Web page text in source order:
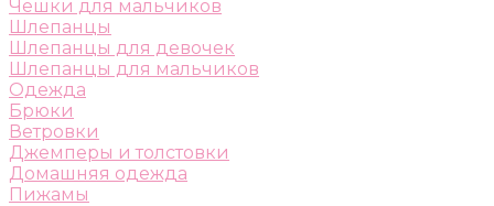
Чешки для мальчиков
Шлепанцы
Шлепанцы для девочек
Шлепанцы для мальчиков
Одежда
Брюки
Ветровки
Джемперы и толстовки
Домашняя одежда
Пижамы